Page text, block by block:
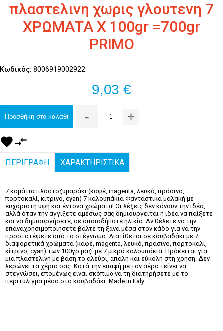
πλαστελινη χωρις γλουτενη 7
ΧΡΩΜΑΤΑ X 100gr =700gr
PRIMO
Κωδικός: 8006919002922
9,03 €
Προσθήκη στο καλάθι - +
favoritecompare_arrows
ΠΕΡΙΓΡΑΦΗ ΧΑΡΑΚΤΗΡΙΣΤΙΚΑ
7 κομάτια πλαστοζυμαράκι (καφέ, magenta, λευκό, πράσινο,
πορτοκαλί, κίτρινο, cyan) 7 καλουπάκια Φανταστικά μαλακή με
ευχάριστη υφή και έντονα χρώματα! Οι λέξεις δεν κάνουν την ιδέα,
αλλά όταν την αγγίξετε αμέσως σας δημιουργείται ή ιδέα να παίξετε
και να δημιουργήσετε, σε οποιαδήποτε ηλικία. Αν θέλετε να την
επαναχρησιμοποιήσετε βάλτε τη ξανά μέσα στον κάδο για να την
προστατέψετε από το στέγνωμα. Διατίθεται σε κουβαδάκι με 7
διαφορετικά χρώματα (καφέ, magenta, λευκό, πράσινο, πορτοκαλί,
κίτρινο, cyan) των 100γρ μαζί με 7 μικρά καλουπάκια. Πρόκειται για
μια πλαστελίνη με βάση το αλεύρι, απαλή και εύκολη στη χρήση. Δεν
λερώνει τα χέρια σας. Κατά την επαφή με τον αέρα τείνει να
στεγνώσει, επομένως είναι σκόπιμο να τη διατηρήσετε με το
περιτύλιγμα μέσα στο κουβαδάκι. Made in Italy